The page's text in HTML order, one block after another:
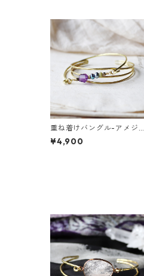
重ね着けバングル-アメジス
ト・3連
¥4,900